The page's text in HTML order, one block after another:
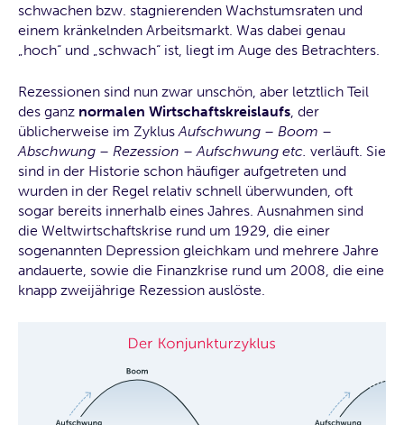
schwachen bzw. stagnierenden Wachstumsraten und
einem kränkelnden Arbeitsmarkt. Was dabei genau
„hoch“ und „schwach“ ist, liegt im Auge des Betrachters.
Rezessionen sind nun zwar unschön, aber letztlich Teil
des ganz normalen Wirtschaftskreislaufs, der
üblicherweise im ZyklusAufschwung – Boom –
Abschwung – Rezession – Aufschwung etc. verläuft. Sie
sind in der Historie schon häufiger aufgetreten und
wurden in der Regel relativ schnell überwunden, oft
sogar bereits innerhalb eines Jahres. Ausnahmen sind
die Weltwirtschaftskrise rund um 1929, die einer
sogenannten Depression gleichkam und mehrere Jahre
andauerte, sowie die Finanzkrise rund um 2008, die eine
knapp zweijährige Rezession auslöste.